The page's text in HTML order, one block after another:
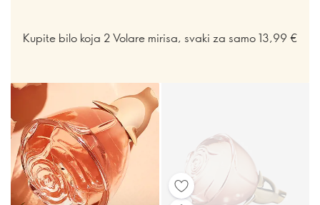
Kupite bilo koja 2 Volare mirisa, svaki za samo 13,99 €